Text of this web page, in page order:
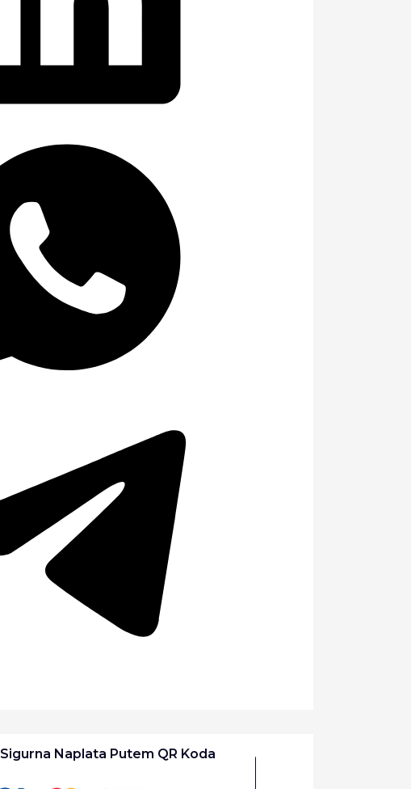
Sigurna Naplata Putem QR Koda